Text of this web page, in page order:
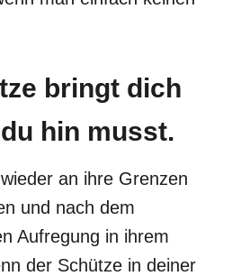
bringt dich
hin musst.
an ihre Grenzen
und nach dem
Aufregung in ihrem
der Schütze in deiner